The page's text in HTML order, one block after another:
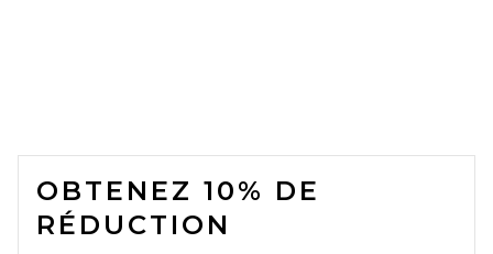
FOOTER
OBTENEZ 10% DE
RÉDUCTION